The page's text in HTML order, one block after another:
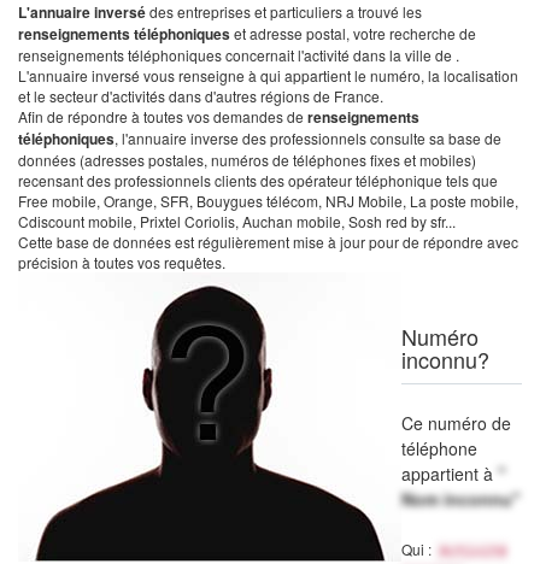
L'annuaire inversédes entreprises et particuliers a trouvé les
renseignements téléphoniqueset adresse postal, votre recherche de
renseignements téléphoniques concernait l'activité dans la ville de .
L'annuaire inversé vous renseigne à qui appartient le numéro, la localisation
et le secteur d'activités dans d'autres régions de France.
Afin de répondre à toutes vos demandes de renseignements
téléphoniques, l'annuaire inverse des professionnels consulte sa base de
données (adresses postales, numéros de téléphones fixes et mobiles)
recensant des professionnels clients des opérateur téléphonique tels que
Free mobile, Orange, SFR, Bouygues télécom, NRJ Mobile, La poste mobile,
Cdiscount mobile, Prixtel Coriolis, Auchan mobile, Sosh red by sfr...
Cette base de données est régulièrement mise à jour pour de répondre avec
précision à toutes vos requêtes.
Numéro
inconnu?
Ce numéro de
téléphone
appartient à "
Nom inconnu"
Qui :
Activité